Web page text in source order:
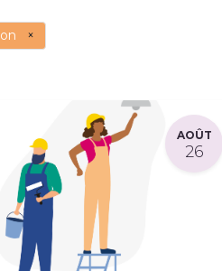
×
AOÛT
26